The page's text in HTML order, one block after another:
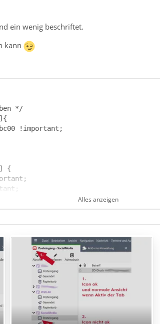
ein wenig beschriftet.
kann
/* Aktiven Tab | Balken oben */
.tabmail-tab[type="folder"][SpecialFolder="Sent"] {
Alles anzeigen